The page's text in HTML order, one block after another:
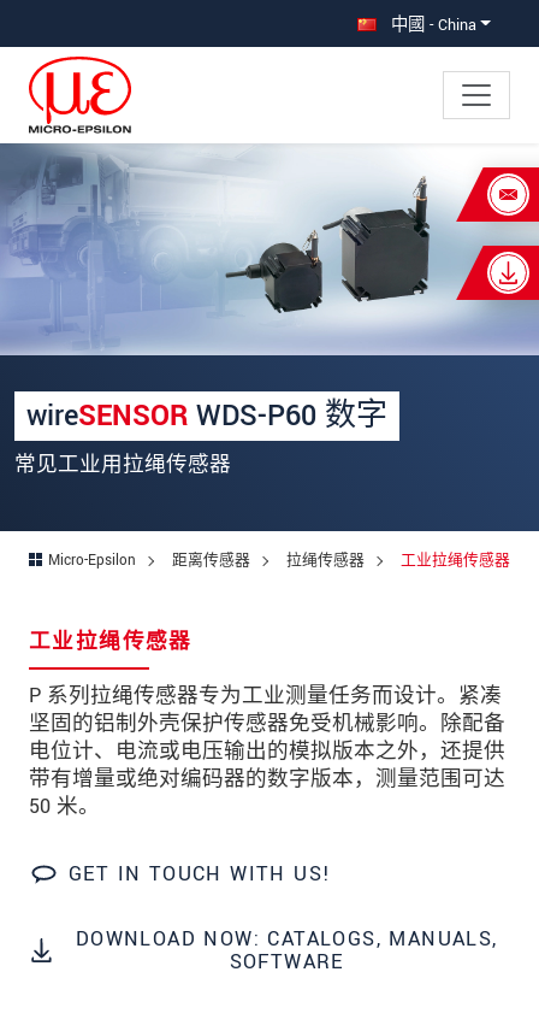
中國 - China
wireSENSOR WDS-P60 数字
常见工业用拉绳传感器
Micro-Epsilon 距离传感器 拉绳传感器 工业拉绳传感器
工业拉绳传感器
P 系列拉绳传感器专为工业测量任务而设计。紧凑
坚固的铝制外壳保护传感器免受机械影响。除配备
电位计、电流或电压输出的模拟版本之外，还提供
带有增量或绝对编码器的数字版本，测量范围可达
50 米。
GET IN TOUCH WITH US!
DOWNLOAD NOW: CATALOGS, MANUALS,
SOFTWARE
×
Your request for: 工业拉绳传感器
名*
姓*
公司名称 *
邮政编码
国家*
电话
电子邮件*
留言